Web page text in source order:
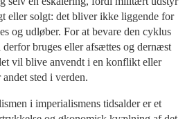
eller solgt: det bliver ikke liggende for
og udløber. For at bevare den cyklus
bruges eller afsættes og dernæst
vil blive anvendt i en konflikt eller
sted i verden.
i imperialismens tidsalder er et